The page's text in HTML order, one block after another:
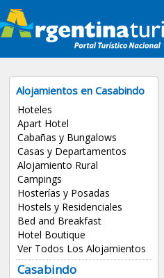
Alojamientos en Casabindo
Hoteles
Apart Hotel
Cabañas y Bungalows
Casas y Departamentos
Alojamiento Rural
Campings
Hosterías y Posadas
Hostels y Residenciales
Bed and Breakfast
Hotel Boutique
Ver Todos Los Alojamientos
Casabindo